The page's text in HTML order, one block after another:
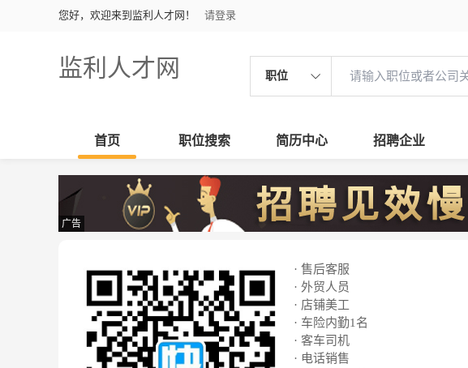
您好，欢迎来到监利人才网！ 请登录
监利人才网 职位
首页 职位搜索 简历中心 招聘企业
广告
· 售后客服
· 外贸人员
· 店铺美工
· 车险内勤1名
· 客车司机
· 电话销售